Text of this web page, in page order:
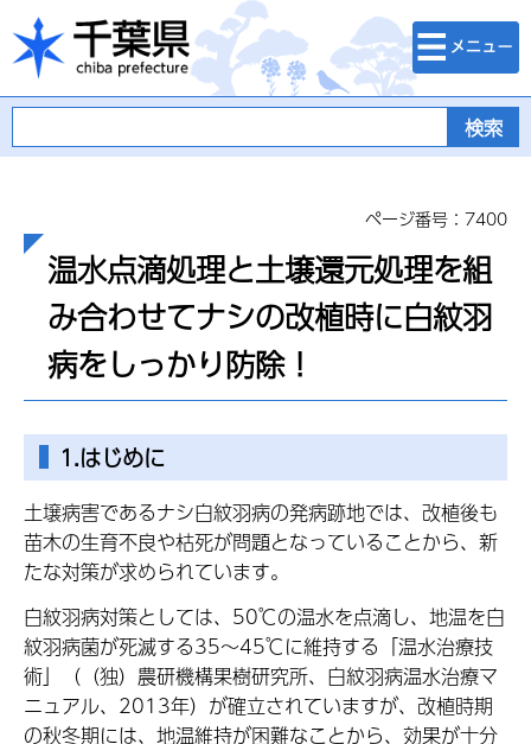
千葉県
検索・メニュ
ー
ページ番号：7400
温水点滴処理と土壌還元処理を組
み合わせてナシの改植時に白紋羽
病をしっかり防除！
1.はじめに
土壌病害であるナシ白紋羽病の発病跡地では、改植後も
苗木の生育不良や枯死が問題となっていることから、新
たな対策が求められています。
白紋羽病対策としては、50℃の温水を点滴し、地温を白
紋羽病菌が死滅する35～45℃に維持する「温水治療技
術」（（独）農研機構果樹研究所、白紋羽病温水治療マ
ニュアル、2013年）が確立されていますが、改植時期
の秋冬期には、地温維持が困難なことから、効果が十分